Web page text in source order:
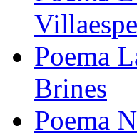
Poema
Brines
Poema